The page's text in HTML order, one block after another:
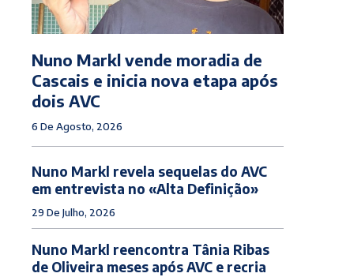
Nuno Markl vende moradia de
Cascais e inicia nova etapa após
dois AVC
6 De Agosto, 2026
Nuno Markl revela sequelas do AVC
em entrevista no «Alta Definição»
29 De Julho, 2026
Nuno Markl reencontra Tânia Ribas
de Oliveira meses após AVC e recria